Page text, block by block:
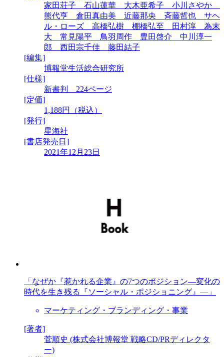
家田荘子 石山蓮華 大木亜希子 小川さやか
熊代亨 倉田真由美 近藤那央 斉藤哲也 サヘ
ル・ローズ 高橋弘樹 棚橋弘至 田村淳 為末
大 常見陽平 鳥羽周作 豊田啓介 中川淳一
郎 西田宗千佳 藤田結子
[編集]
博報堂生活総合研究所
[仕様]
新書判 224ページ
[定価]
1,188円（税込）
[発行]
星海社
[書店発売日]
2021年12月23日
「なぜか『惹かれる企業』の7つのポジション―変化の
時代を生き残る『ソーシャル・ポジショニング』―」
マーケティング・ブランディング・事業
[著者]
菅順史 (株式会社博報堂 戦略CD/PRディレクタ
ー)